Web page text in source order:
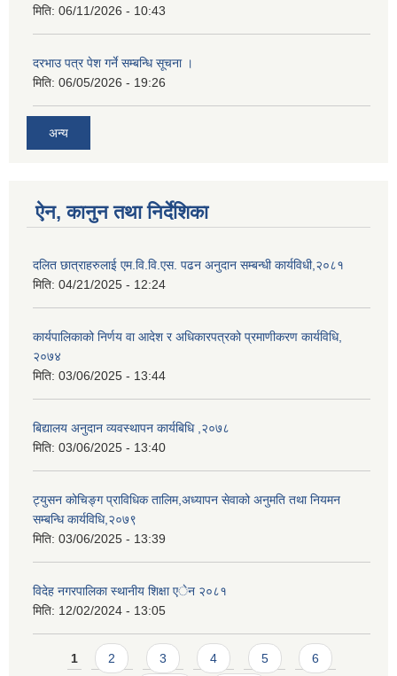
मिति: 06/11/2026 - 10:43
दरभाउ पत्र पेश गर्ने सम्बन्धि सूचना ।
मिति: 06/05/2026 - 19:26
अन्य
ऐन, कानुन तथा निर्देशिका
दलित छात्राहरुलाई एम.वि.वि.एस. पढन अनुदान सम्बन्धी कार्यविधी,२०८१
मिति: 04/21/2025 - 12:24
कार्यपालिकाको निर्णय वा आदेश र अधिकारपत्रको प्रमाणीकरण कार्यविधि,
२०७४
मिति: 03/06/2025 - 13:44
बिद्यालय अनुदान व्यवस्थापन कार्यबिधि ,२०७८
मिति: 03/06/2025 - 13:40
ट्युसन कोचिङ्ग प्राविधिक तालिम,अध्यापन सेवाको अनुमति तथा नियमन
सम्बन्धि कार्यविधि,२०७९
मिति: 03/06/2025 - 13:39
विदेह नगरपालिका स्थानीय शिक्षा एेन २०८१
मिति: 12/02/2024 - 13:05
Pages
1 2 3 4 5 6